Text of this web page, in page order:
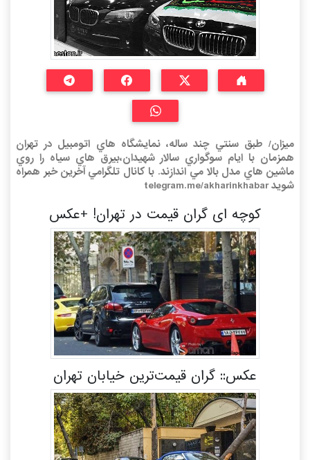
ميزان/ طبق سنتي چند ساله، نمايشگاه هاي اتومبيل در تهران
همزمان با ايام سوگواري سالار شهيدان،بيرق هاي سياه را روي
ماشين هاي مدل بالا مي اندازند. با کانال تلگرامي آخرين خبر همراه
شويد telegram.me/akharinkhabar
کوچه ای گران قیمت در تهران! +عکس
عکس:: گران قیمت‌ترین خیابان تهران